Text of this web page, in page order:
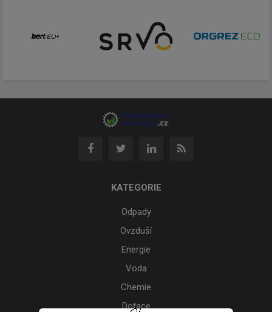
KATEGORIE
Odpady
Ovzduší
Energie
Voda
Chemie
Dotace